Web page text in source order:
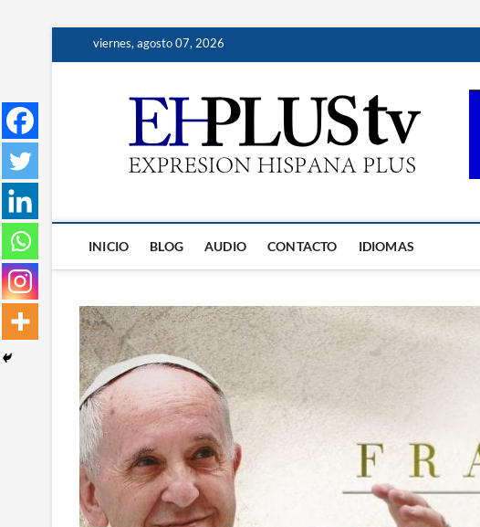
viernes, agosto 07, 2026
INICIO BLOG AUDIO CONTACTO IDIOMAS